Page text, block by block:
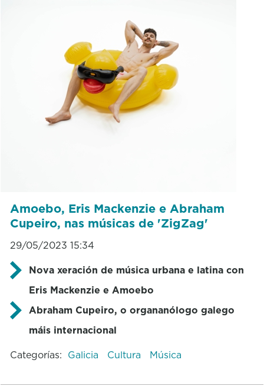
Amoebo, Eris Mackenzie e Abraham
Cupeiro, nas músicas de 'ZigZag'
29/05/2023 15:34
Nova xeración de música urbana e latina con
Eris Mackenzie e Amoebo
Abraham Cupeiro, o organanólogo galego
máis internacional
Categorías: Galicia Cultura Música